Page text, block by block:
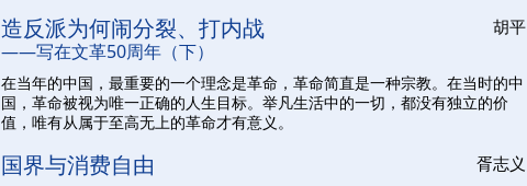
胡平
造反派为何闹分裂、打内战
——写在文革50周年（下）
在当年的中国，最重要的一个理念是革命，革命简直是一种宗教。在当时的中
国，革命被视为唯一正确的人生目标。举凡生活中的一切，都没有独立的价
值，唯有从属于至高无上的革命才有意义。
胥志义
国界与消费自由